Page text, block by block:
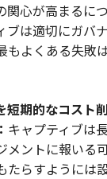
関心が高まるに
ブは適切にガバ
もよくある失敗
短期的なコスト
キャプティブは
メントに報いる
たらすようには